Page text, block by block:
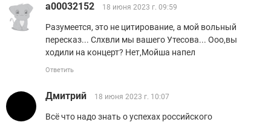
a00032152 18 июня 2023 г. 09:59
Разумеется, это не цитирование, а мой вольный
пересказ... Слхвли мы вашего Утесова... Ооо,вы
ходили на концерт? Нет,Мойша напел
Ответить
Дмитрий 18 июня 2023 г. 10:07
Всё что надо знать о успехах российского